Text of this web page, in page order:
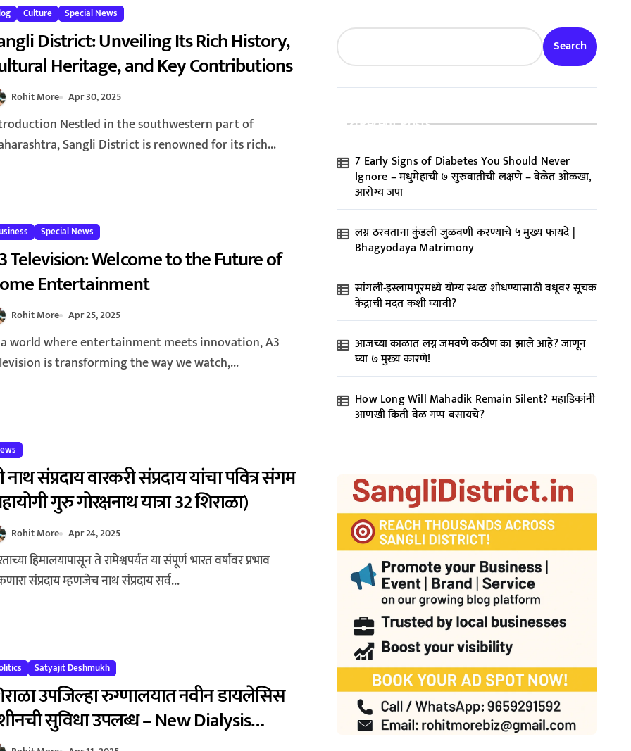
Culture Special News
District: Unveiling Its Rich History,
Heritage, and Key Contributions
Rohit More Apr 30, 2025
Sangli District is renowned for its rich...
Special News
Television: Welcome to the Future of
Entertainment
Rohit More Apr 25, 2025
is transforming the way we watch,...
नाथ संप्रदाय वारकरी संप्रदाय यांचा पवित्र संगम
गुरु गोरक्षनाथ यात्रा 32 शिराळा)
Rohit More Apr 24, 2025
संप्रदाय म्हणजेच नाथ संप्रदाय सर्व...
Satyajit Deshmukh
उपजिल्हा रुग्णालयात नवीन डायलेसिस
सुविधा उपलब्ध – New Dialysis
Search
Recent Posts
7 Early Signs of Diabetes You Should Never
Ignore – मधुमेहाची ७ सुरुवातीची लक्षणे – वेळेत ओळखा,
आरोग्य जपा
लग्न ठरवताना कुंडली जुळवणी करण्याचे ५ मुख्य फायदे |
Bhagyodaya Matrimony
सांगली-इस्लामपूरमध्ये योग्य स्थळ शोधण्यासाठी वधूवर सूचक
केंद्राची मदत कशी घ्यावी?
आजच्या काळात लग्न जमवणे कठीण का झाले आहे? जाणून
घ्या ७ मुख्य कारणे!
How Long Will Mahadik Remain Silent? महाडिकांनी
आणखी किती वेळ गप्प बसायचे?